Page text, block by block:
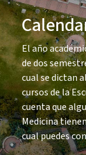
El año
de dos
cual se dictan
cursos de la
cuenta que
Medicina
cual puedes